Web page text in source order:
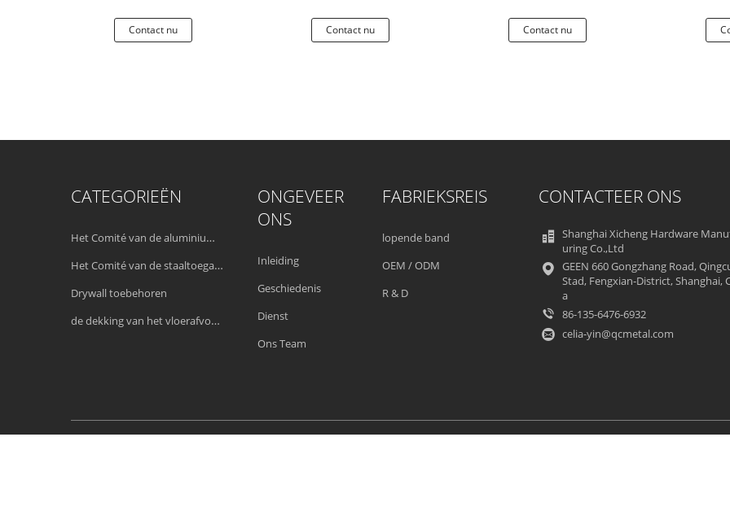
Profielschakelaar
Contact nu Contact nu Contact nu
CATEGORIEËN
Het Comité van de aluminiumtoegang
Het Comité van de staaltoegang
Drywall toebehoren
de dekking van het vloerafvoerkanaal
ONGEVEER
ONS
Inleiding
Geschiedenis
Dienst
Ons Team
FABRIEKSREIS
lopende band
OEM / ODM
R & D
CONTACTEER ONS
Shanghai Xicheng Hardware
uring Co.,Ltd
GEEN 660 Gongzhang Road,
Stad, Fengxian-District, Shanghai,
a
86-135-6476-6932
celia-yin@qcmetal.com